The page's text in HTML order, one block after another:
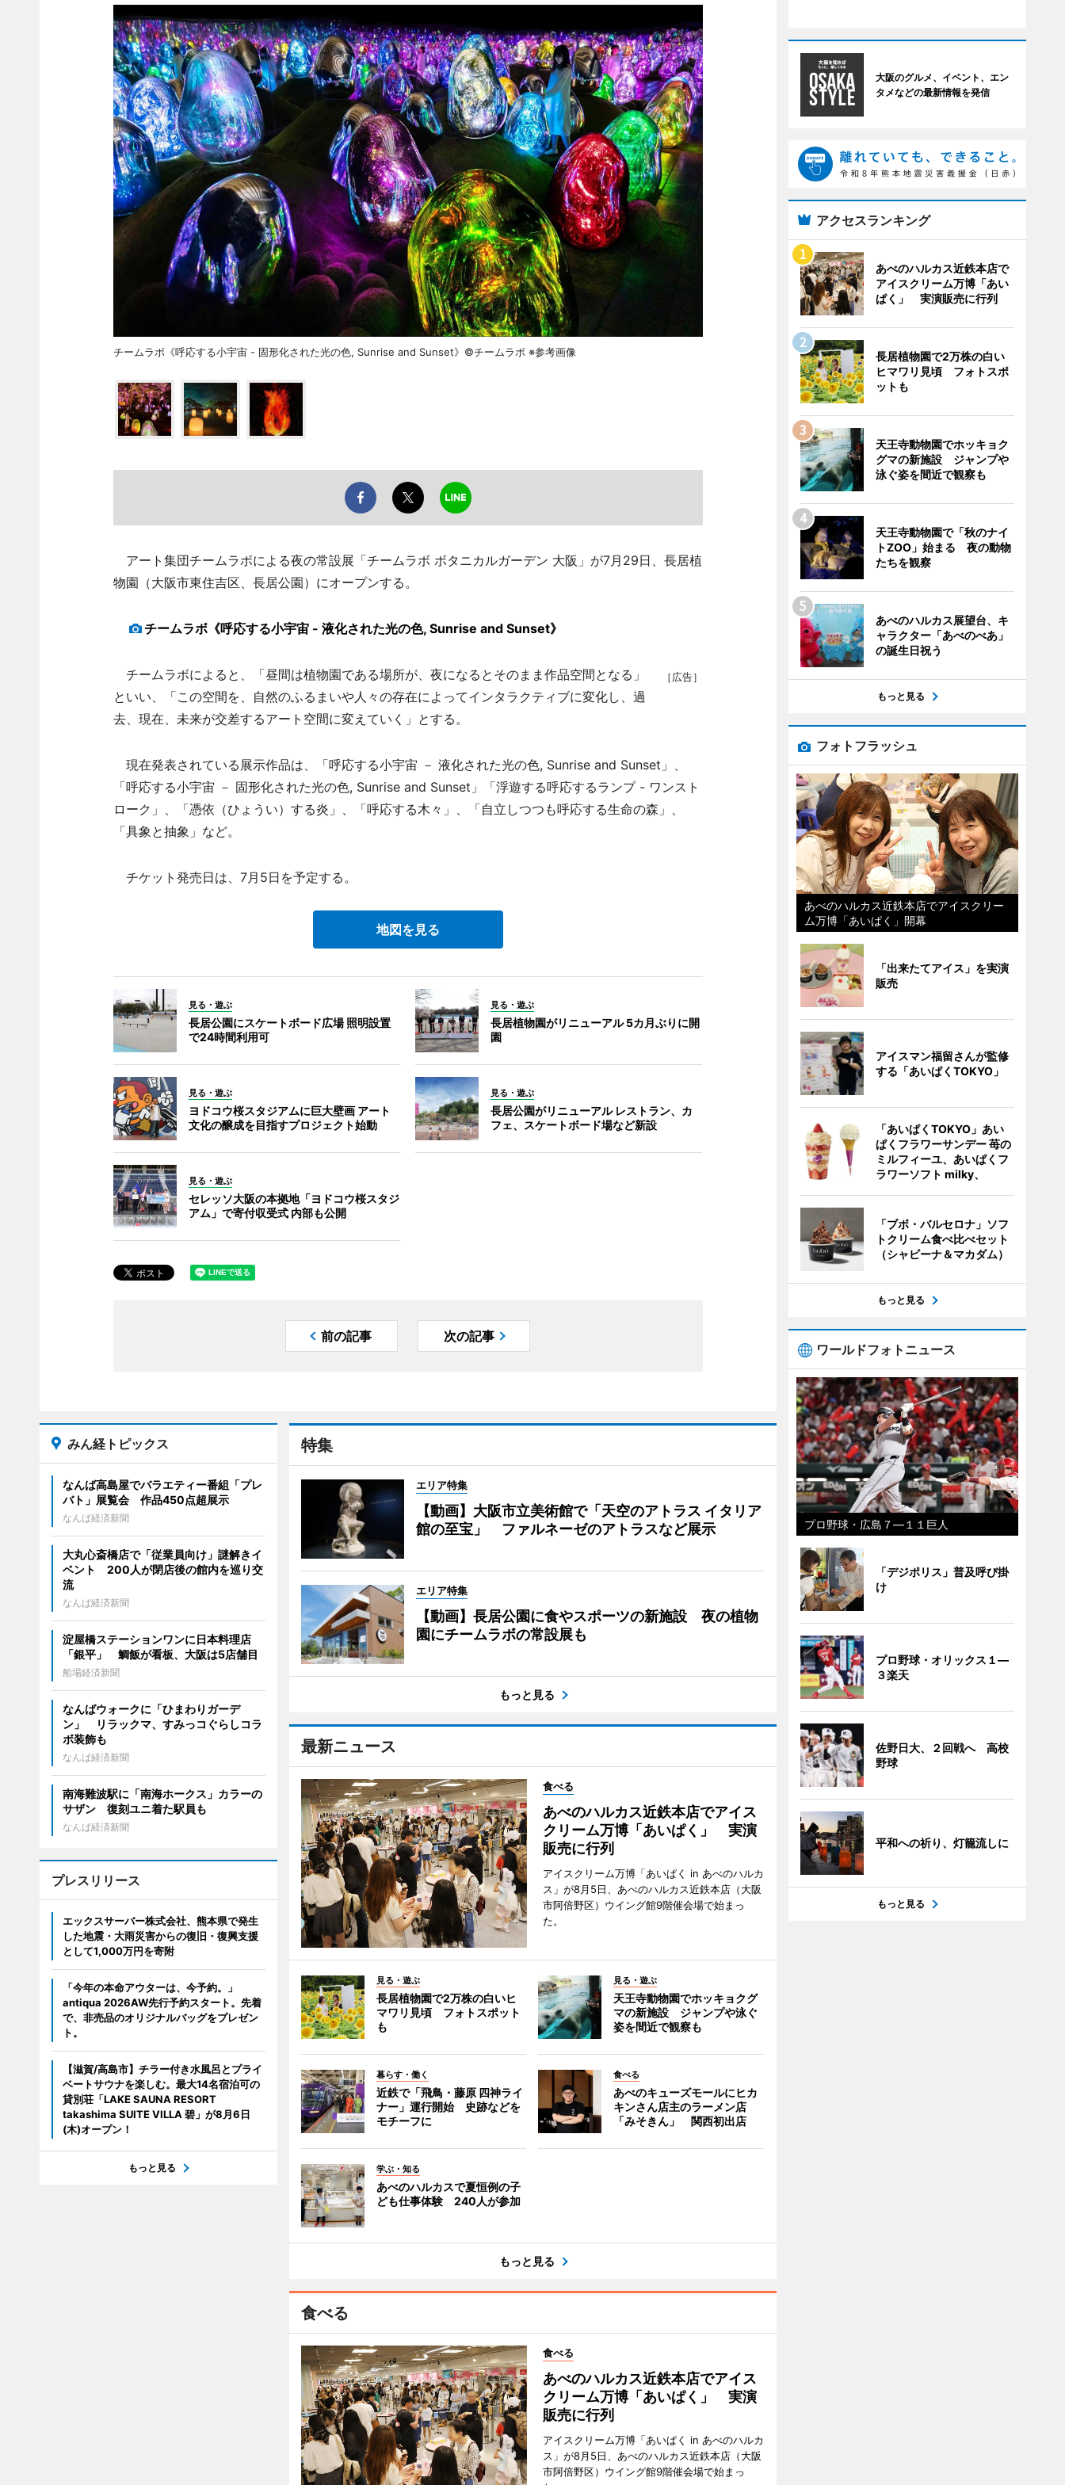
チームラボ《呼応する小宇宙 - 固形化された光の色, Sunrise and Sunset》©チームラボ ※参考画像
アート集団チームラボによる夜の常設展「チームラボ ボタニカルガーデン 大阪」が7月29日、長居植
物園（大阪市東住吉区、長居公園）にオープンする。
チームラボ《呼応する小宇宙 - 液化された光の色, Sunrise and Sunset》
［広告］
チームラボによると、「昼間は植物園である場所が、夜になるとそのまま作品空間となる」
といい、「この空間を、自然のふるまいや人々の存在によってインタラクティブに変化し、過
去、現在、未来が交差するアート空間に変えていく」とする。
現在発表されている展示作品は、「呼応する小宇宙 － 液化された光の色, Sunrise and Sunset」、
「呼応する小宇宙 － 固形化された光の色, Sunrise and Sunset」「浮遊する呼応するランプ - ワンスト
ローク」、「憑依（ひょうい）する炎」、「呼応する木々」、「自立しつつも呼応する生命の森」、
「具象と抽象」など。
チケット発売日は、7月5日を予定する。
地図を見る
見る・遊ぶ
長居公園にスケートボード広場 照明設置
で24時間利用可
見る・遊ぶ
長居植物園がリニューアル 5カ月ぶりに開
園
見る・遊ぶ
ヨドコウ桜スタジアムに巨大壁画 アート
文化の醸成を目指すプロジェクト始動
見る・遊ぶ
長居公園がリニューアル レストラン、カ
フェ、スケートボード場など新設
見る・遊ぶ
セレッソ大阪の本拠地「ヨドコウ桜スタジ
アム」で寄付収受式 内部も公開
前の記事 次の記事
特集
エリア特集
【動画】大阪市立美術館で「天空のアトラス イタリア
館の至宝」 ファルネーゼのアトラスなど展示
エリア特集
【動画】長居公園に食やスポーツの新施設 夜の植物
園にチームラボの常設展も
もっと見る
最新ニュース
食べる
あべのハルカス近鉄本店でアイス
クリーム万博「あいぱく」 実演
販売に行列
アイスクリーム万博「あいぱく in あべのハルカ
ス」が8月5日、あべのハルカス近鉄本店（大阪
市阿倍野区）ウイング館9階催会場で始まっ
た。
見る・遊ぶ
長居植物園で2万株の白いヒ
マワリ見頃 フォトスポット
も
見る・遊ぶ
天王寺動物園でホッキョクグ
マの新施設 ジャンプや泳ぐ
姿を間近で観察も
暮らす・働く
近鉄で「飛鳥・藤原 四神ライ
ナー」運行開始 史跡などを
モチーフに
食べる
あべのキューズモールにヒカ
キンさん店主のラーメン店
「みそきん」 関西初出店
学ぶ・知る
あべのハルカスで夏恒例の子
ども仕事体験 240人が参加
もっと見る
食べる
食べる
あべのハルカス近鉄本店でアイス
クリーム万博「あいぱく」 実演
販売に行列
アイスクリーム万博「あいぱく in あべのハルカ
ス」が8月5日、あべのハルカス近鉄本店（大阪
市阿倍野区）ウイング館9階催会場で始まっ
みん経トピックス
なんば高島屋でバラエティー番組「プレ
バト」展覧会 作品450点超展示
なんば経済新聞
大丸心斎橋店で「従業員向け」謎解きイ
ベント 200人が閉店後の館内を巡り交
流
なんば経済新聞
淀屋橋ステーションワンに日本料理店
「銀平」 鯛飯が看板、大阪は5店舗目
船場経済新聞
なんばウォークに「ひまわりガーデ
ン」 リラックマ、すみっコぐらしコラ
ボ装飾も
なんば経済新聞
南海難波駅に「南海ホークス」カラーの
サザン 復刻ユニ着た駅員も
なんば経済新聞
プレスリリース
エックスサーバー株式会社、熊本県で発生
した地震・大雨災害からの復旧・復興支援
として1,000万円を寄附
「今年の本命アウターは、今予約。」
antiqua 2026AW先行予約スタート。先着
で、非売品のオリジナルバッグをプレゼン
ト。
【滋賀/高島市】チラー付き水風呂とプライ
ベートサウナを楽しむ。最大14名宿泊可の
貸別荘「LAKE SAUNA RESORT
takashima SUITE VILLA 碧」が8月6日
(木)オープン！
もっと見る
大阪のグルメ、イベント、エン
タメなどの最新情報を発信
アクセスランキング
あべのハルカス近鉄本店で
アイスクリーム万博「あい
ぱく」 実演販売に行列
長居植物園で2万株の白い
ヒマワリ見頃 フォトスポ
ットも
天王寺動物園でホッキョク
グマの新施設 ジャンプや
泳ぐ姿を間近で観察も
天王寺動物園で「秋のナイ
トZOO」始まる 夜の動物
たちを観察
あべのハルカス展望台、キ
ャラクター「あべのべあ」
の誕生日祝う
もっと見る
フォトフラッシュ
あべのハルカス近鉄本店でアイスクリー
ム万博「あいぱく」開幕
「出来たてアイス」を実演
販売
アイスマン福留さんが監修
する「あいぱくTOKYO」
「あいぱくTOKYO」あい
ぱくフラワーサンデー 苺の
ミルフィーユ、あいぱくフ
ラワーソフト milky、
「ブボ・バルセロナ」ソフ
トクリーム食べ比べセット
（シャビーナ＆マカダム）
もっと見る
ワールドフォトニュース
プロ野球・広島７―１１巨人
「デジポリス」普及呼び掛
け
プロ野球・オリックス１―
３楽天
佐野日大、２回戦へ 高校
野球
平和への祈り、灯籠流しに
もっと見る